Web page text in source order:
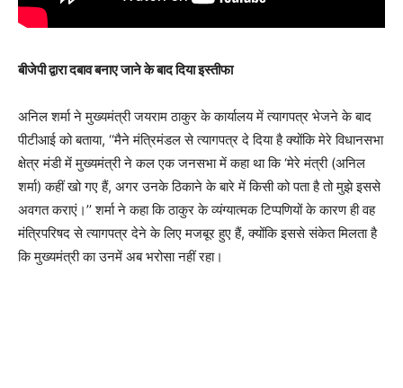
बीजेपी द्वारा दबाव बनाए जाने के बाद दिया इस्तीफा
अनिल शर्मा ने मुख्यमंत्री जयराम ठाकुर के कार्यालय में त्यागपत्र भेजने के बाद
पीटीआई को बताया, ‘‘मैने मंत्रिमंडल से त्यागपत्र दे दिया है क्योंकि मेरे विधानसभा
क्षेत्र मंडी में मुख्यमंत्री ने कल एक जनसभा में कहा था कि ‘मेरे मंत्री (अनिल
शर्मा) कहीं खो गए हैं, अगर उनके ठिकाने के बारे में किसी को पता है तो मुझे इससे
अवगत कराएं।’’ शर्मा ने कहा कि ठाकुर के व्यंग्यात्मक टिप्पणियों के कारण ही वह
मंत्रिपरिषद से त्यागपत्र देने के लिए मजबूर हुए हैं, क्योंकि इससे संकेत मिलता है
कि मुख्यमंत्री का उनमें अब भरोसा नहीं रहा।